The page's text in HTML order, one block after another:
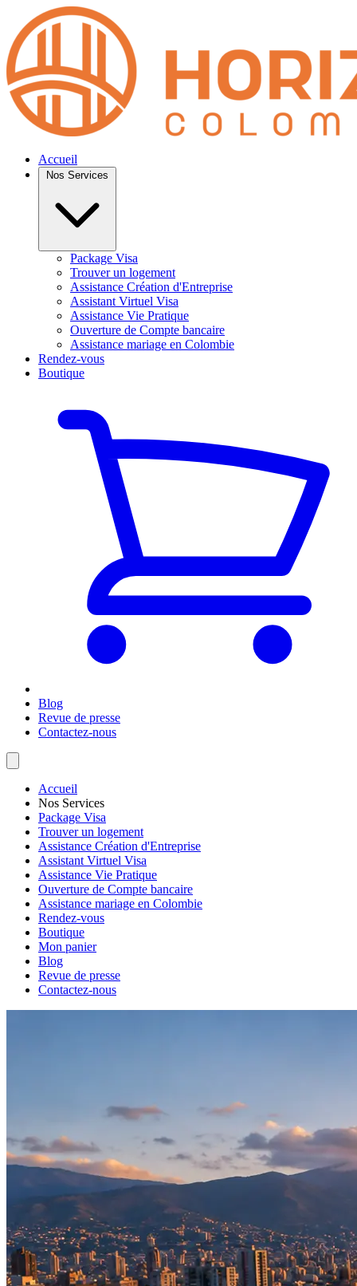
Accueil
Nos Services
Package Visa
Trouver un logement
Assistance Création d'Entreprise
Assistant Virtuel Visa
Assistance Vie Pratique
Ouverture de Compte bancaire
Assistance mariage en Colombie
Rendez-vous
Boutique
Blog
Revue de presse
Contactez-nous
Accueil
Nos Services
Package Visa
Trouver un logement
Assistance Création d'Entreprise
Assistant Virtuel Visa
Assistance Vie Pratique
Ouverture de Compte bancaire
Assistance mariage en Colombie
Rendez-vous
Boutique
Mon panier
Blog
Revue de presse
Contactez-nous